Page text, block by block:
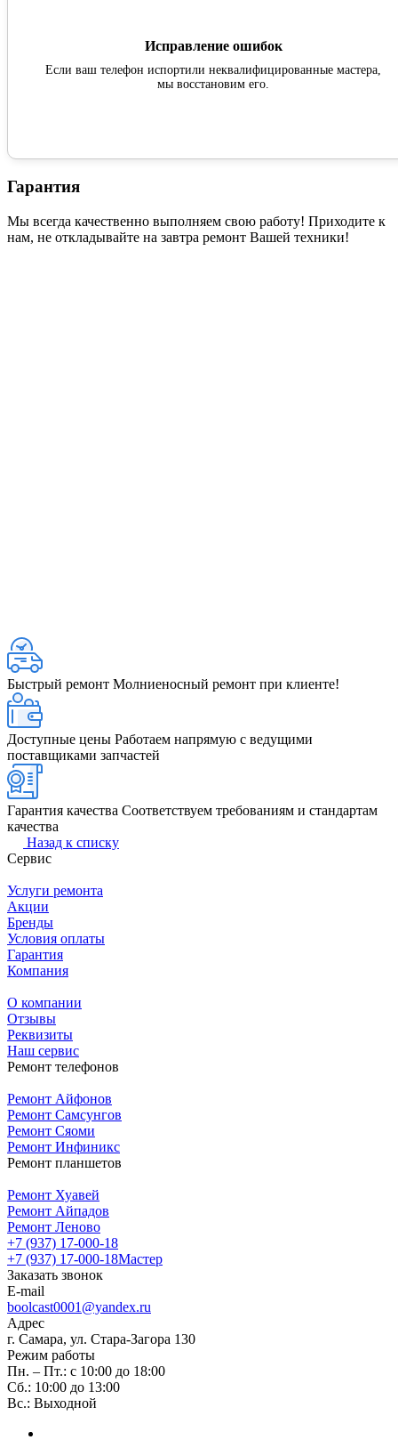
Исправление ошибок
Если ваш телефон испортили неквалифицированные мастера,
мы восстановим его.
Гарантия
Мы всегда качественно выполняем свою работу! Приходите к
нам, не откладывайте на завтра ремонт Вашей техники!
Быстрый ремонт Молниеносный ремонт при клиенте!
Доступные цены Работаем напрямую с ведущими
поставщиками запчастей
Гарантия качества Соответствуем требованиям и стандартам
качества
Назад к списку
Сервис
Услуги ремонта
Акции
Бренды
Условия оплаты
Гарантия
Компания
О компании
Отзывы
Реквизиты
Наш сервис
Ремонт телефонов
Ремонт Айфонов
Ремонт Самсунгов
Ремонт Сяоми
Ремонт Инфиникс
Ремонт планшетов
Ремонт Хуавей
Ремонт Айпадов
Ремонт Леново
+7 (937) 17-000-18
+7 (937) 17-000-18Мастер
Заказать звонок
E-mail
boolcast0001@yandex.ru
Адрес
г. Самара, ул. Стара-Загора 130
Режим работы
Пн. – Пт.: с 10:00 до 18:00
Сб.: 10:00 до 13:00
Вс.: Выходной